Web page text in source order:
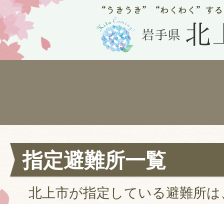
指定避難所一覧
北上市が指定している避難所